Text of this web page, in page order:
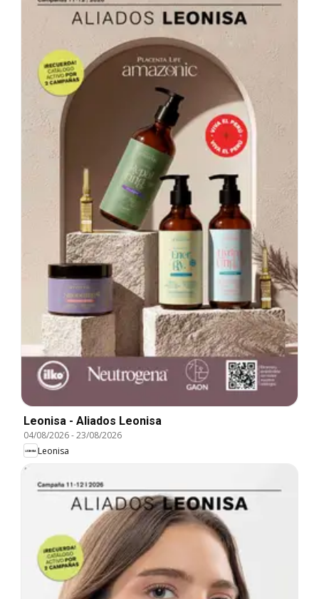
Leonisa - Aliados Leonisa
04/08/2026-23/08/2026
Leonisa